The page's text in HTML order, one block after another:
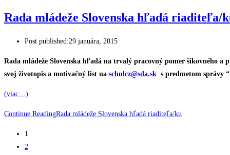
Rada mládeže Slovenska hľadá riaditeľa/
Post published:29 januára, 2015
Rada mládeže Slovenska hľadá na trvalý pracovný pomer šikovného
svoj životopis a motivačný list na schulcz@sda.sk s predmetom správy
(viac…)
Continue ReadingRada mládeže Slovenska hľadá riaditeľa/ku
1
2